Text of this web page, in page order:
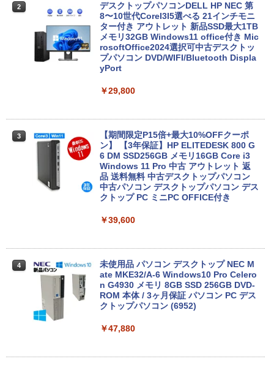
2
【★最大100%ポイント】おまかせ 中古
パソコン Windows XP 快適 Corei3 新品
バッテリー搭載 高速SSD128GB メモリ4
G 15.6インチ DVDドライブ 無線LAN 中
古PC ノートパソコン 安心保証
￥17,800
bカメラ WiFi テンキー Windows11 中古
ノートパソコン
￥24,800
ore i5 10210U 第10世代 メモリ8GB SS
16PA#ABJ 1年保証 レビュー特典:WPS
Office Bランク ノートパソコン
￥24,800
2
デスクトップパソコンDELL HP NEC 第
8〜10世代CoreI3I5選べる 21インチモニ
ター付き アウトレット 新品SSD最大1TB
メモリ32GB Windows11 office付き Mic
rosoftOffice2024選択可中古デスクトッ
プパソコン DVD/WIFI/Bluetooth Displa
yPort
￥29,800
3
【期間限定P15倍+最大10%OFFクーポ
ン】 【3年保証】HP ELITEDESK 800 G
6 DM SSD256GB メモリ16GB Core i3
Windows 11 Pro 中古 アウトレット 返
品 送料無料 中古デスクトップパソコン
中古パソコン デスクトップパソコン デス
クトップ PC ミニPC OFFICE付き
￥39,600
4
未使用品 パソコン デスクトップ NEC M
ate MKE32/A-6 Windows10 Pro Celero
n G4930 メモリ 8GB SSD 256GB DVD-
ROM 本体 / 3ヶ月保証 パソコン PC デス
クトップパソコン (6952)
￥47,880